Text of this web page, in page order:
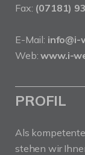
Fax: (07181)
E-Mail:
Web:www.i-
PROFIL
Als
stehen wir